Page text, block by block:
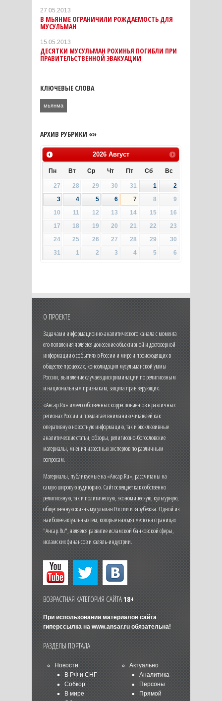
27.05.2013
В МЬЯНМЕ ОГРАНИЧИЛИ РОЖДАЕМОСТЬ ДЛЯ
МУСУЛЬМАН
15.05.2013
ДЕСЯТКИ МУСУЛЬМАН РОХИНЬЯ ПОГИБЛИ ПРИ
ПРАВИТЕЛЬСТВЕННОЙ ЭВАКУАЦИИ
КЛЮЧЕВЫЕ СЛОВА
мьянма
АРХИВ РУБРИКИ «»
2026 Август
Пн Вт Ср Чт Пт Сб Вс
27 28 29 30 31 1
2
3
4 5 6 7 8
9
10
11 12 13 14 15
16
17
18 19 20 21 22
23
24
25 26 27 28 29
30
31
1 2 3 4 5 6
О ПРОЕКТЕ
Задачами информационно-аналитического канала с момента
его появления является донесение объективной и достоверной
информации о событиях в России и мире и происходящих в
обществе процессах, консолидация мусульманской уммы
России, выявление случаев дискриминации по религиозным
и национальным признакам, защита прав верующих.
«Ансар.Ru» имеет собственных корреспондентов в различных
регионах России и предлагает вниманию читателей как
оперативную новостную информацию, так и эксклюзивные
аналитические статьи, обзоры, религиозно-богословские
материалы, мнения известных экспертов по различным
вопросам.
Материалы, публикуемые на «Ансар.Ru», рассчитаны на
самую широкую аудиторию. Сайт освещает как собственно
религиозную, так и политическую, экономическую, культурную,
общественную жизнь мусульман России и зарубежья. Одной из
наиболее актуальных тем, которые находят место на страницах
"Ансар.Ru", является развитие исламской банковской сферы,
исламских финансов и халяль-индустрии.
ВОЗРАСТНАЯ КАТЕГОРИЯ САЙТА18+
При использовании материалов сайта
гиперссылка на www.ansar.ruобязательна!
РАЗДЕЛЫ ПОРТАЛА
Новости
В РФ и СНГ
Собкор
В мире
Актуально
Аналитика
Персоны
Прямой